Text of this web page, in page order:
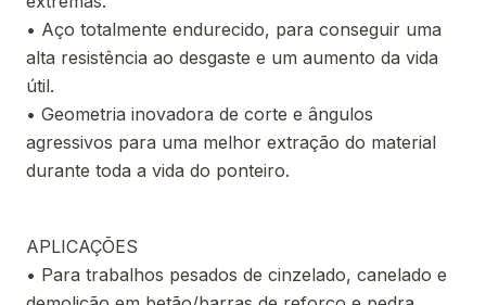
• Aço totalmente endurecido, para conseguir uma
alta resistência ao desgaste e um aumento da vida
útil.
• Geometria inovadora de corte e ângulos
agressivos para uma melhor extração do material
durante toda a vida do ponteiro.
APLICAÇÕES
• Para trabalhos pesados de cinzelado, canelado e